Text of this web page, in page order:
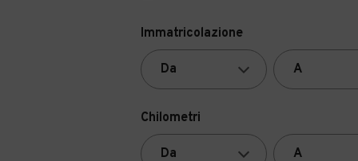
Immatricolazione
Chilometri